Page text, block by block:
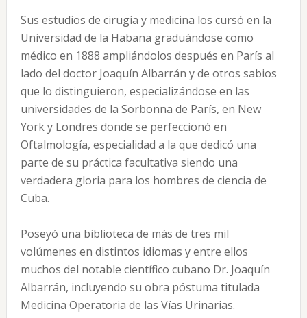
Sus estudios de cirugía y medicina los cursó en la
Universidad de la Habana graduándose como
médico en 1888 ampliándolos después en París al
lado del doctor Joaquín Albarrán y de otros sabios
que lo distinguieron, especializándose en las
universidades de la Sorbonna de París, en New
York y Londres donde se perfeccionó en
Oftalmología, especialidad a la que dedicó una
parte de su práctica facultativa siendo una
verdadera gloria para los hombres de ciencia de
Cuba.
Poseyó una biblioteca de más de tres mil
volúmenes en distintos idiomas y entre ellos
muchos del notable científico cubano Dr. Joaquín
Albarrán, incluyendo su obra póstuma titulada
Medicina Operatoria de las Vías Urinarias.